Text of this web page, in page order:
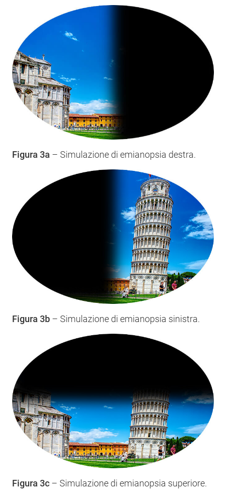
Figura 3a – Simulazione di emianopsia destra.
Figura 3b – Simulazione di emianopsia sinistra.
Figura 3c – Simulazione di emianopsia superiore.